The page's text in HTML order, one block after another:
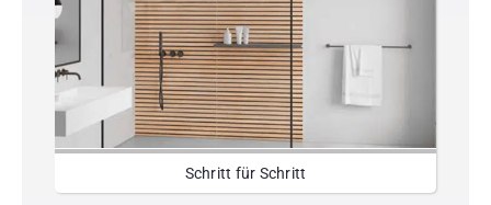
Schritt für Schritt